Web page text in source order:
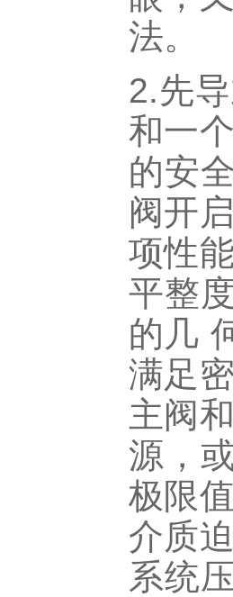
法。
2.先
和一
的安
阀开
项性
平整
的几
满足
主阀
源，
极限
介质
系统